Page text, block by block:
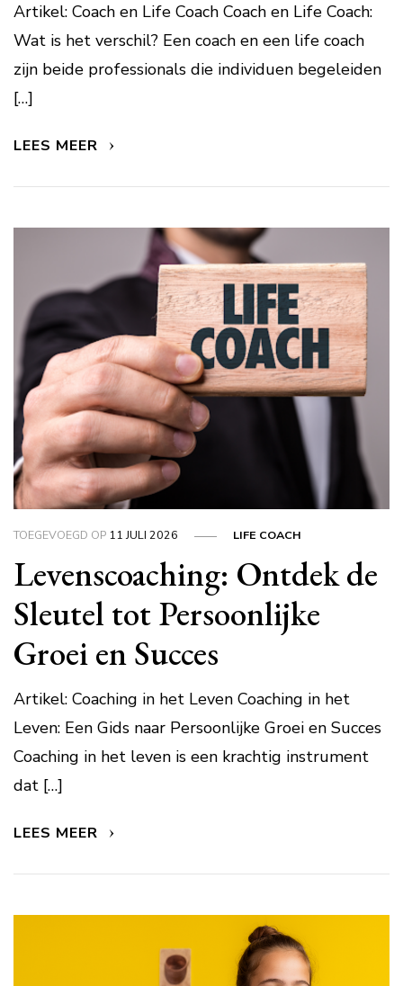
Artikel: Coach en Life Coach Coach en Life Coach:
Wat is het verschil? Een coach en een life coach
zijn beide professionals die individuen begeleiden
[…]
LEES MEER
TOEGEVOEGD OP 11 JULI 2026 LIFE COACH
Levenscoaching: Ontdek de
Sleutel tot Persoonlijke
Groei en Succes
Artikel: Coaching in het Leven Coaching in het
Leven: Een Gids naar Persoonlijke Groei en Succes
Coaching in het leven is een krachtig instrument
dat […]
LEES MEER